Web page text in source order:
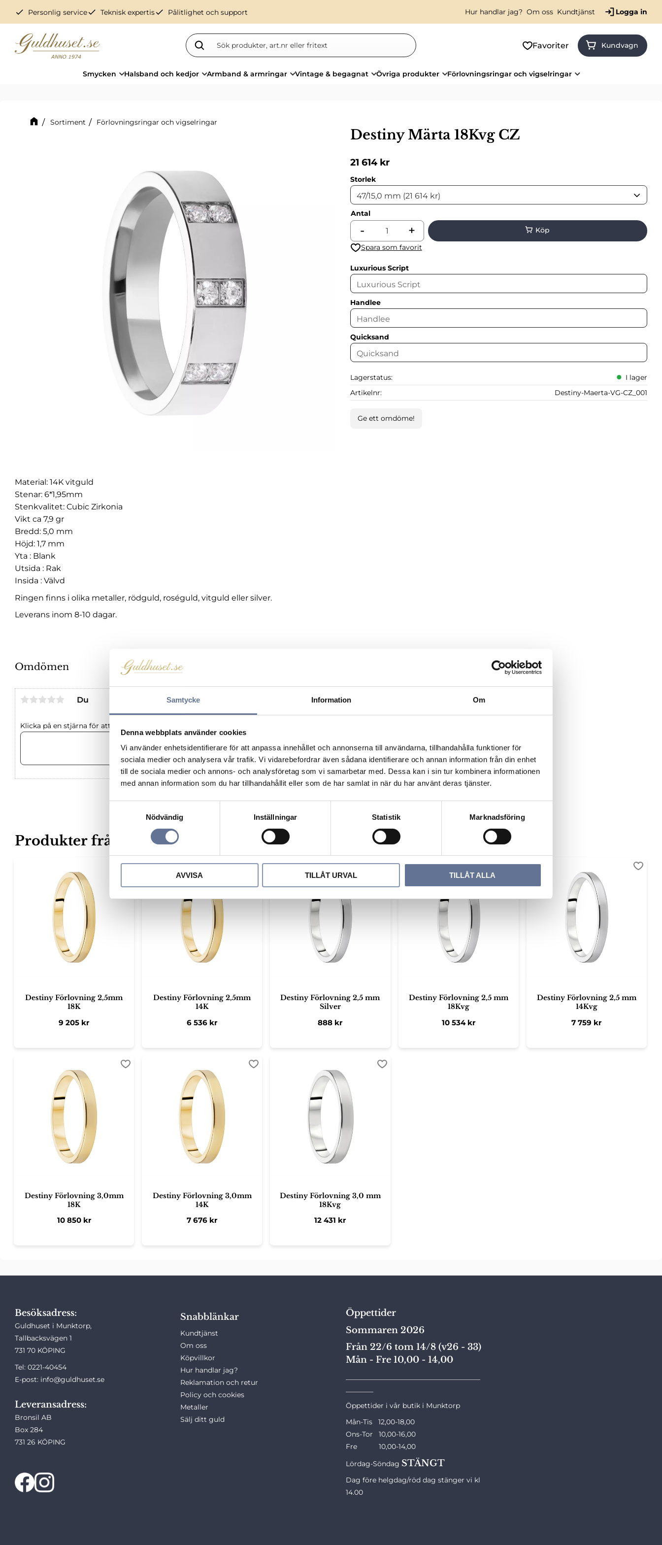
Samtycke Information Om
Denna webbplats använder cookies
Vi använder enhetsidentifierare för att anpassa innehållet och annonserna till användarna, tillhandahålla funktioner för
sociala medier och analysera vår trafik. Vi vidarebefordrar även sådana identifierare och annan information från din enhet
till de sociala medier och annons- och analysföretag som vi samarbetar med. Dessa kan i sin tur kombinera informationen
med annan information som du har tillhandahållit eller som de har samlat in när du har använt deras tjänster.
y
s
Nödvändig Inställningar Statistik Marknadsföring
AVVISA TILLÅT URVAL TILLÅT ALLA
check Personlig servicecheck Teknisk expertischeck Pålitlighet och support Hur handlar jag? Om oss Kundtjänst Logga in
Favoriter Kundvagn
Smycken Halsband och kedjor Armband & armringar Vintage & begagnat Övriga produkter Förlovningsringar och vigselringar
Sortiment Förlovningsringar och vigselringar
Destiny Märta 18Kvg CZ
21 614kr
Storlek
Antal
+
-
Lägg till i favoriter
Luxurious Script
Handlee
Quicksand
Lagerstatus
I lager
Artikelnr
Destiny-Maerta-VG-CZ_001
Ge ett omdöme!
Material: 14K vitguld
Stenar: 6*1,95mm
Stenkvalitet: Cubic Zirkonia
Vikt ca 7,9 gr
Bredd: 5,0 mm
Höjd: 1,7 mm
Yta : Blank
Utsida : Rak
Insida : Välvd
Ringen finns i olika metaller, rödguld, roséguld, vitguld eller silver.
Leverans inom 8-10 dagar.
Omdömen
Du
Klicka på en stjärna för att sätta ditt betyg
Produkter från samma kategori
Destiny Förlovning 2,5mm
18K
9 205 kr
Lägg till i favoriter
Destiny Förlovning 2,5mm
14K
6 536 kr
Lägg till i favoriter
Destiny Förlovning 2,5 mm
Silver
888 kr
Lägg till i favoriter
Destiny Förlovning 2,5 mm
18Kvg
10 534kr
Lägg till i favoriter
Destiny Förlovning 2,5 mm
14Kvg
7 759 kr
Lägg
Destiny Förlovning 3,0mm
18K
10 850kr
Lägg till i favoriter
Destiny Förlovning 3,0mm
14K
7 676 kr
Lägg till i favoriter
Destiny Förlovning 3,0 mm
18Kvg
12 431 kr
Lägg till i favoriter
Besöksadress:
Guldhuset i Munktorp,
Tallbacksvägen 1
731 70 KÖPING
Tel: 0221-40454
E-post: info@guldhuset.se
Leveransadress:
Bronsil AB
Box 284
731 26 KÖPING
Snabblänkar
Kundtjänst
Om oss
Köpvillkor
Hur handlar jag?
Reklamation och retur
Policy och cookies
Metaller
Sälj ditt guld
Öppettider
Sommaren 2026
Från 22/6 tom 14/8 (v26 - 33)
Mån - Fre 10,00 - 14,00
Öppettider i vår butik i Munktorp
Mån-Tis 12,00-18,00
Ons-Tor 10,00-16,00
Fre 10,00-14,00
Lördag-Söndag STÄNGT
Dag före helgdag/röd dag stänger vi kl
14.00